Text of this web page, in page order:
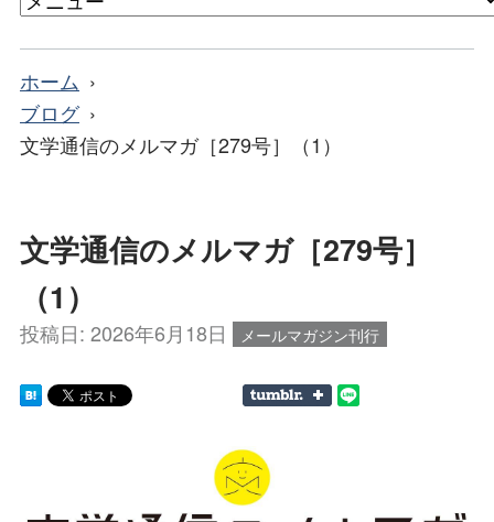
ホーム
ブログ
文学通信のメルマガ［279号］（1）
文学通信のメルマガ［279号］
（1）
投稿日: 2026年6月18日 メールマガジン刊行